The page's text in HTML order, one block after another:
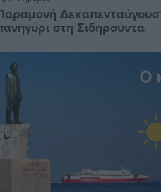
στη Σιδηρούντα